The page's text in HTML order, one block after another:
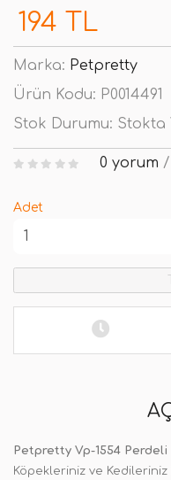
194 TL
Marka: Petpretty
Ürün Kodu: P0014491
Stok Durumu: Stokta
0 yorum /
Adet
Petpretty Vp-1554 Perdeli
Köpekleriniz ve